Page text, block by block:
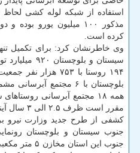
استفاده از شبکه لوله کشی لحاظ
مذکور ۱۰۰ میلیون یورو
کرده است.
۱۹۴ روستا با ۷۵۳
بلوچستان با ۶ مجتمع
همه ۱۸ مجتمع آبرسانی
مقرر است ظرف ۲.۵ الی ۳ سال آینده به بهره برداری برسند.
کشفی از طرح جدید وزارت نیرو
جنوب این